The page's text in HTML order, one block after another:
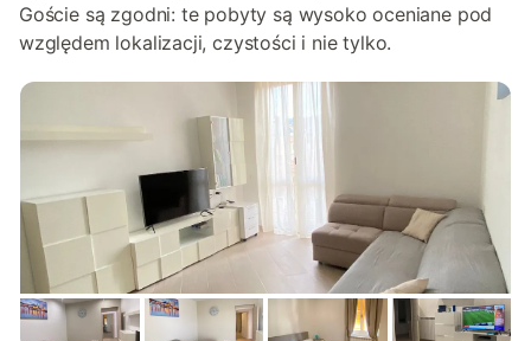
Goście są zgodni: te pobyty są wysoko oceniane pod
względem lokalizacji, czystości i nie tylko.